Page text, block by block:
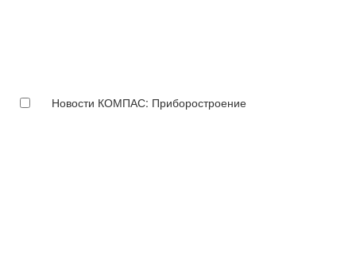
Новости КОМПАС: Приборостроение